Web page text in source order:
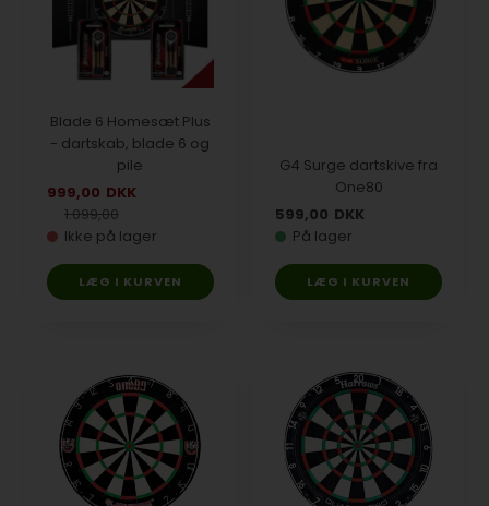
Blade 6 Homesæt Plus
- dartskab, blade 6 og
pile
999,00 DKK
1.099,00
Ikke på lager
G4 Surge dartskive fra
One80
599,00 DKK
På lager